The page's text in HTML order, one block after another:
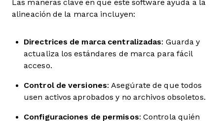
Las maneras clave en que este software ayuda a la
alineación de la marca incluyen:
Directrices de marca centralizadas: Guarda y
actualiza los estándares de marca para fácil
acceso.
Control de versiones: Asegúrate de que todos
usen activos aprobados y no archivos obsoletos.
Configuraciones de permisos: Controla quién